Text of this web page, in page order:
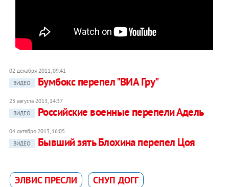
02 декабря 2011, 09:41
ВИДЕО
Бумбокс перепел "ВИА Гру"
23 августа 2013, 14:37
ВИДЕО
Российские военные перепели Адель
04 октября 2013, 16:05
ВИДЕО
Бывший зять Блохина перепел Цоя
ЭЛВИС ПРЕСЛИ СНУП ДОГГ